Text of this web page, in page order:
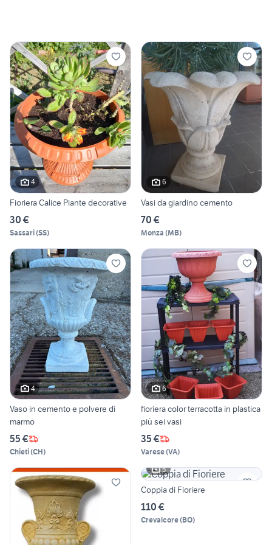
4
Fioriera Calice Piante decorative
30 €
Sassari(SS)
6
Vasi da giardino cemento
70 €
Monza (MB)
4
Vaso in cemento e polvere di
marmo
55 €
Chieti(CH)
6
fioriera color terracotta in plastica
più sei vasi
35 €
Varese(VA)
5
Coppia di Fioriere
110 €
Crevalcore(BO)